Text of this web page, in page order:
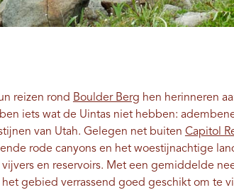
reizen rond Boulder Berg hen herinneren
iets wat de Uintas niet hebben:
van Utah. Gelegen net buiten Capitol
rode canyons en het woestijnachtige
en reservoirs. Met een gemiddelde
gebied verrassend goed geschikt om te